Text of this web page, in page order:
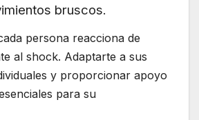
bruscos.
persona reacciona de
al shock. Adaptarte a sus
y proporcionar apoyo
para su